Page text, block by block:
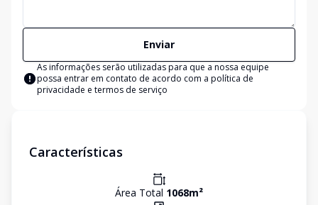
Enviar
As informações serão utilizadas para que a nossa equipe
possa entrar em contato de acordo com a política de
privacidade e termos de serviço
Características
Área Total 1068m²